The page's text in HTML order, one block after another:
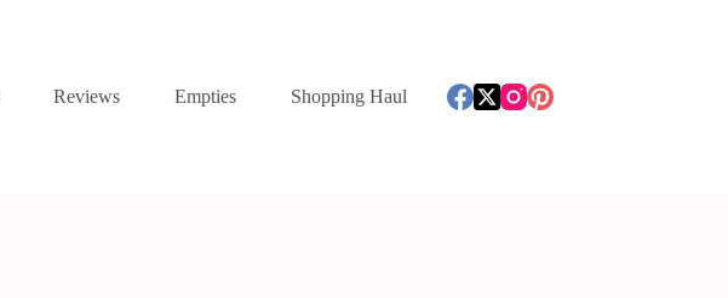
Reviews Empties Shopping Haul